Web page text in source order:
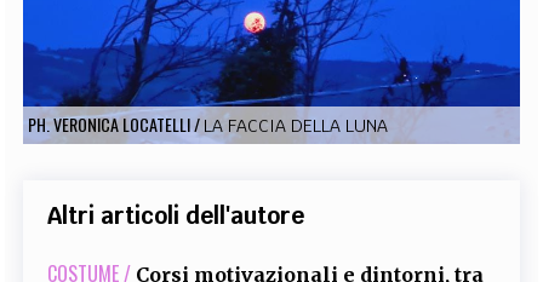
EXTRA
CODICI RUBRICHE LIBRI PROCEEDINGS PUBBLICITÀ CONTATTI
SOCIAL MEDIA
PH. VERONICA LOCATELLI/ LA FACCIA DELLA LUNA
Altri articoli dell'autore
COSTUME / Corsi motivazionali e dintorni, tra